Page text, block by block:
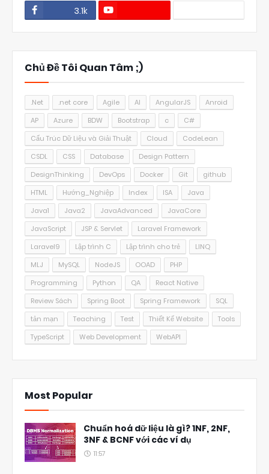
3.1k
Chủ Đề Tôi Quan Tâm ;)
.Net .net core Agile AI AngularJS
Anroid
AP
Azure BDW Bootstrap c
C#
Cấu Trúc Dữ Liệu và Giải Thuật
Cloud
CodeLean
CSDL
CSS Database
Design Pattern
DesignThinking
DevOps Docker Git
github
HTML
Hướng_Nghiệp Index ISA
Java
Java1
Java2 JavaAdvanced
JavaCore
JavaScript
JSP & Servlet
Laravel Framework
Laravel9
Lập trình C Lập trình cho trẻ
LINQ
MLJ
MySQL NodeJS OOAD
PHP
Programming
Python QA
React Native
Review Sách
Spring Boot Spring Framework
SQL
tản mạn
Teaching Test Thiết Kế Website
Tools
TypeScript
Web Development WebAPI
Most Popular
Chuẩn hoá dữ liệu là gì? 1NF, 2NF,
3NF & BCNF với các ví dụ
11:57